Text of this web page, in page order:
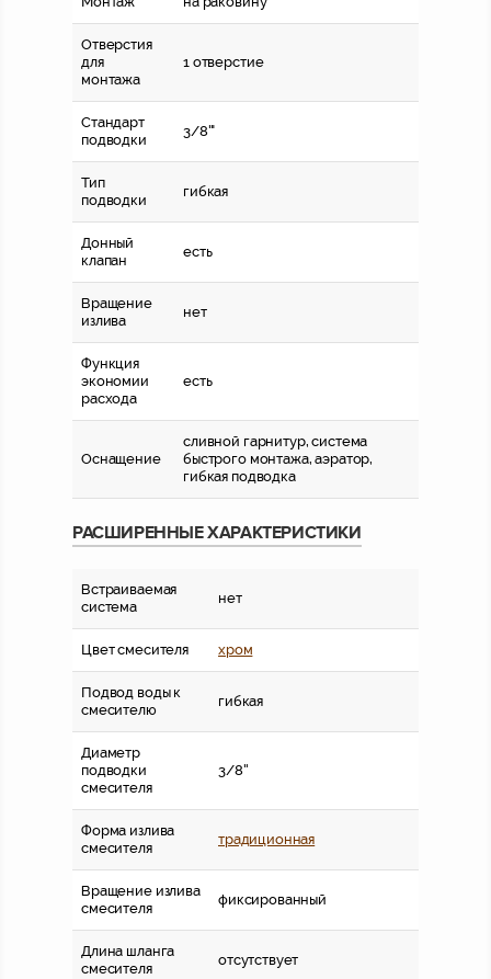
Отверстия
для
монтажа
1 отверстие
Стандарт
подводки
3/8'"
Тип
подводки
гибкая
Донный
клапан
есть
Вращение
излива
нет
Функция
экономии
расхода
есть
Оснащение
сливной гарнитур, система
быстрого монтажа, аэратор,
гибкая подводка
РАСШИРЕННЫЕ ХАРАКТЕРИСТИКИ
Встраиваемая
система
нет
Цвет смесителя хром
Подвод воды к
смесителю
гибкая
Диаметр
подводки
смесителя
3/8''
Форма излива
смесителя
традиционная
Вращение излива
смесителя
фиксированный
Длина шланга
смесителя
отсутствует